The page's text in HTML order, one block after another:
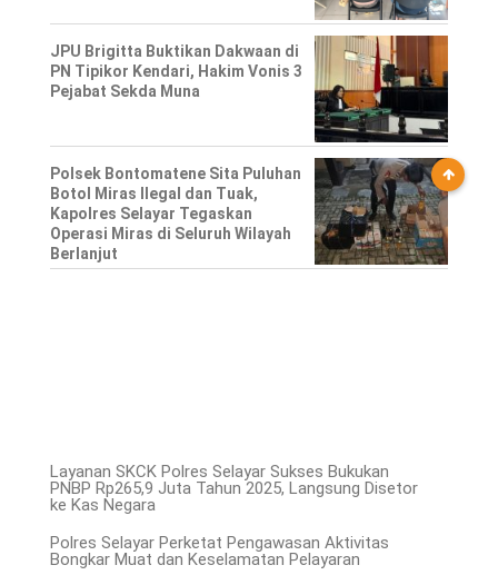
JPU Brigitta Buktikan Dakwaan di
PN Tipikor Kendari, Hakim Vonis 3
Pejabat Sekda Muna
Polsek Bontomatene Sita Puluhan
Botol Miras Ilegal dan Tuak,
Kapolres Selayar Tegaskan
Operasi Miras di Seluruh Wilayah
Berlanjut
Layanan SKCK Polres Selayar Sukses Bukukan
PNBP Rp265,9 Juta Tahun 2025, Langsung Disetor
ke Kas Negara
Polres Selayar Perketat Pengawasan Aktivitas
Bongkar Muat dan Keselamatan Pelayaran